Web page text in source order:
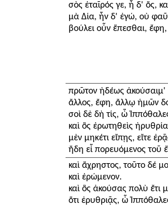
σὸς ἑταῖρός γε, ἦ δ' ὅς,
μὰ Δία, ἦν δ' ἐγώ, οὐ
βούλει οὖν ἕπεσθαι,
πρῶτον ἡδέως ἀκούσαιμ'
ἄλλος, ἔφη, ἄλλῳ ἡμῶν
σοὶ δὲ δὴ τίς, ὦ
καὶ ὃς ἐρωτηθεὶς
μὲν μηκέτι εἴπῃς, εἴτε
ἤδη εἶ πορευόμενος τοῦ
καὶ ἄχρηστος, τοῦτο δέ
καὶ ἐρώμενον.
καὶ ὃς ἀκούσας πολὺ ἔτι
ὅτι ἐρυθριᾷς, ὦ